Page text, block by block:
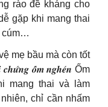
rào đề kháng cho
gặp khi mang thai
cúm…
mẹ bầu mà còn tốt
𝒄𝒉𝒖̛́𝒏𝒈 𝒐̂́𝒎 𝒏𝒈𝒉𝒆́𝒏 Ốm
mang thai và làm
chỉ cần nhấm